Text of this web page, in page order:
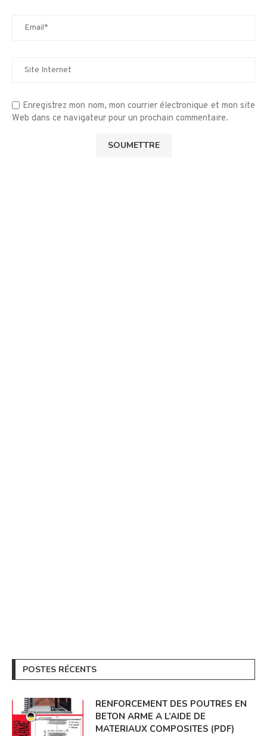
Enregistrez mon nom, mon courrier électronique et mon site
Web dans ce navigateur pour un prochain commentaire.
POSTES RÉCENTS
RENFORCEMENT DES POUTRES EN
BETON ARME A L’AIDE DE
MATERIAUX COMPOSITES (PDF)